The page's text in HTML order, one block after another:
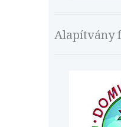
Alapítvány